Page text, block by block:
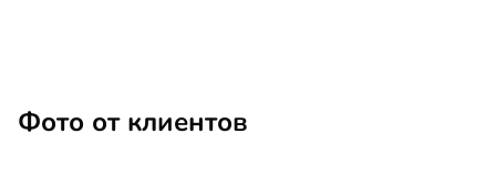
Фото от клиентов